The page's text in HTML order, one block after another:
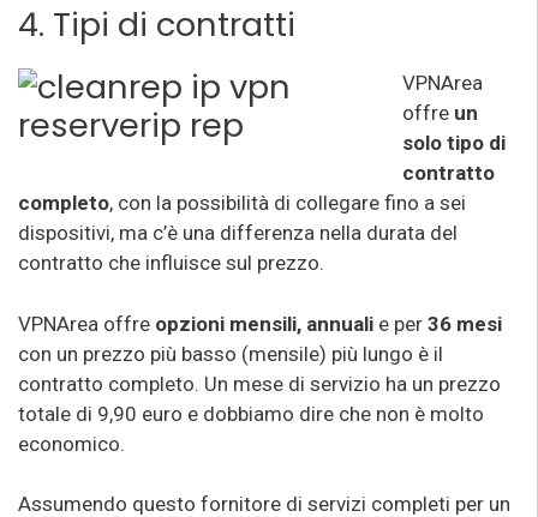
4. Tipi di contratti
VPNArea
offre un
solo tipo di
contratto
completo, con la possibilità di collegare fino a sei
dispositivi, ma c’è una differenza nella durata del
contratto che influisce sul prezzo.
VPNArea offre opzioni mensili, annuali e per 36 mesi
con un prezzo più basso (mensile) più lungo è il
contratto completo. Un mese di servizio ha un prezzo
totale di 9,90 euro e dobbiamo dire che non è molto
economico.
Assumendo questo fornitore di servizi completi per un